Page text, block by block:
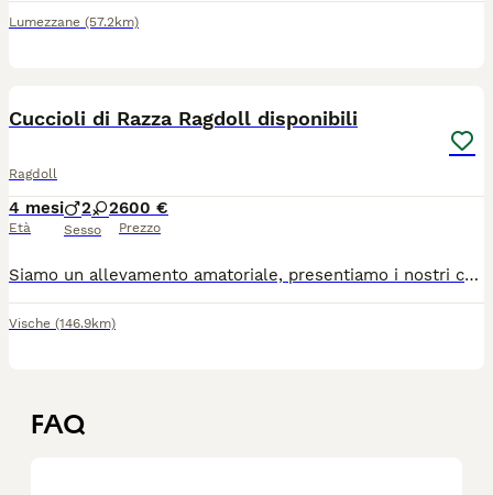
Lumezzane (57.2km)
Cuccioli di Razza Ragdoll disponibili
Ragdoll
4 mesi
Età
2 2
Sesso
600 €
Prezzo
Siamo un allevamento amatoriale, presentiamo i nostri cuccioli che potranno lasciare la loro mamma gatta dal 9 giugno in vendita. Sono disponibili sia maschietti che femminucce dolci e coccoloni. Sono gattini meravigliosi, dal manto folto e setoso, meravigliosi occhi blu e coda maestosa. Abituati a essere manipolati fin dai primi giorni di vita, crescono con i genitori, in ambiente familiare, adatti ai bambini. Sono estremamente dolci e tranquilli, abituati al tiragraffi, alla lettiera, cibo umido e secco. I genitori sono testati per le HCM e Pkd, fiv e felv negativi. Verranno ceduti con Pedigree, microchip, doppio ciclo vaccinale , svermati e certificato di buona salute. Tel. 3917545440
Vische (146.9km)
FAQ